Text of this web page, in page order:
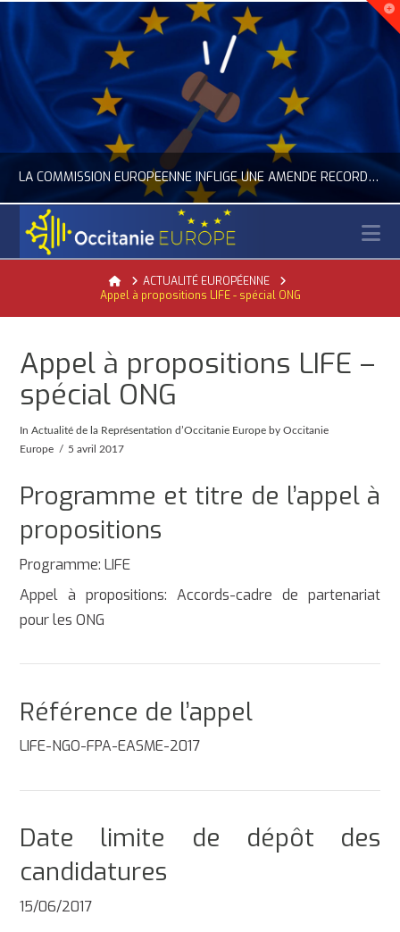
LA COMMISSION EUROPÉENNE INFLIGE UNE AMENDE RECORD À GOOGLE
ACTUALITÉ DE L'UNION EUROPÉENNE, ACTUALITÉ DE LA REPRÉSENTATION D’OCCITANIE EUROPE, NUMÉRIQUE- DIGITAL
HomeACTUALITÉ EUROPÉENNE
Appel à propositions LIFE - spécial ONG
Appel à propositions LIFE –
spécial ONG
InActualité de la Représentation d’Occitanie Europe by Occitanie
Europe
5 avril 2017
Programme et titre de l’appel à
propositions
Programme: LIFE
Appel à propositions: Accords-cadre de partenariat
pour les ONG
Référence de l’appel
LIFE-NGO-FPA-EASME-2017
Date limite de dépôt des
candidatures
15/06/2017